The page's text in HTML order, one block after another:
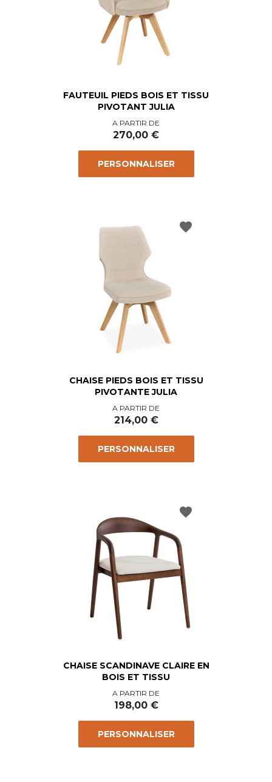
FAUTEUIL PIEDS BOIS ET TISSU
PIVOTANT JULIA
Prix
A PARTIR DE
270,00 €
PERSONNALISER
CHAISE PIEDS BOIS ET TISSU
PIVOTANTE JULIA
Prix
A PARTIR DE
214,00 €
PERSONNALISER
favorite
CHAISE SCANDINAVE CLAIRE EN
BOIS ET TISSU
Prix
A PARTIR DE
198,00 €
PERSONNALISER
favorite